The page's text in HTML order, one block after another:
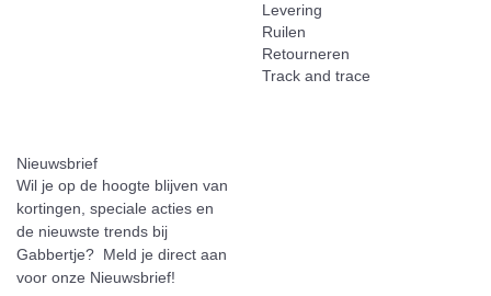
Levering
Ruilen
Retourneren
Track and trace
Nieuwsbrief
Wil je op de hoogte blijven van
kortingen, speciale acties en
de nieuwste trends bij
Gabbertje? Meld je direct aan
voor onze Nieuwsbrief!